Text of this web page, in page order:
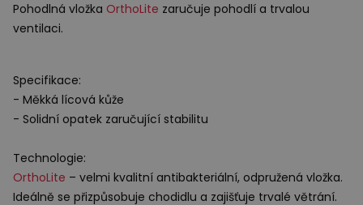
Pohodlná vložka OrthoLite zaručuje pohodlí a trvalou
ventilaci.
Specifikace:
- Měkká lícová kůže
- Solidní opatek zaručující stabilitu
Technologie:
OrthoLite – velmi kvalitní antibakteriální, odpružená vložka.
Ideálně se přizpůsobuje chodidlu a zajišťuje trvalé větrání.